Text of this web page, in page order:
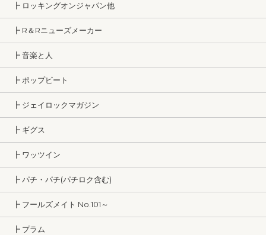
┣ ロッキングオンジャパン他
┣ R＆Rニューズメーカー
┣ 音楽と人
┣ ポップビート
┣ ジェイロックマガジン
┣ ギグス
┣ ワッツイン
┣ パチ・パチ(パチロク含む)
┣ フールズメイト No.101～
┣ プラム